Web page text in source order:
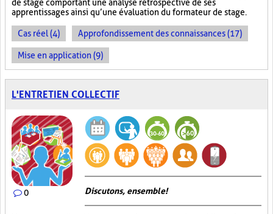
de stage comportant une analyse rétrospective de ses
apprentissages ainsi qu’une évaluation du formateur de stage.
Cas réel (4) Approfondissement des connaissances (17)
Mise en application (9)
L'ENTRETIEN COLLECTIF
0 Discutons, ensemble!